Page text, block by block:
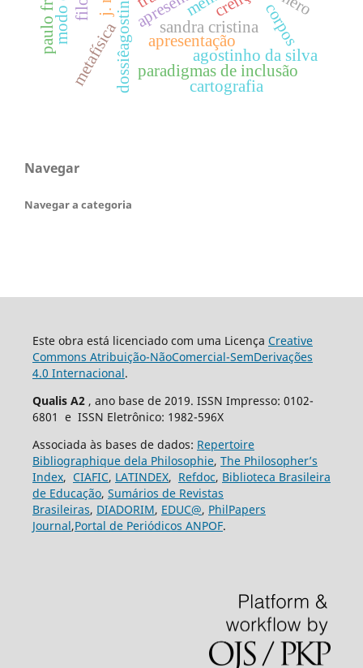
apresentação
agostinho da silva
sandra cristina corpos
paradigmas de inclusão
metafísica cartografia
Navegar
Navegar a categoria
Este obra está licenciado com uma Licença Creative
Commons Atribuição-NãoComercial-SemDerivações
4.0 Internacional.
Qualis A2 , ano base de 2019. ISSN Impresso: 0102-
6801 e ISSN Eletrônico: 1982-596X
Associada às bases de dados: Repertoire
Bibliographique dela Philosophie, The Philosopher’s
Index, CIAFIC, LATINDEX, Refdoc, Biblioteca Brasileira
de Educação, Sumários de Revistas
Brasileiras, DIADORIM, EDUC@, PhilPapers
Journal,Portal de Periódicos ANPOF.